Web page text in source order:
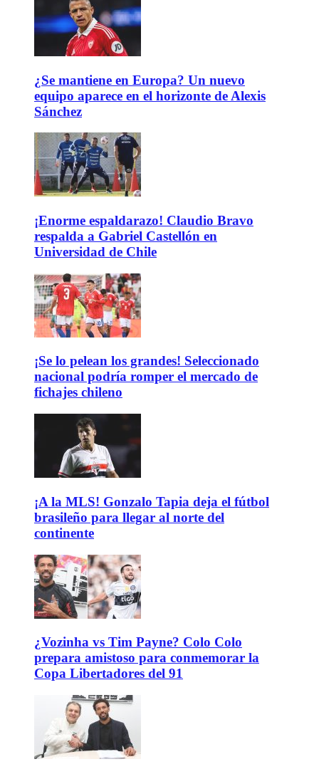
¿Se mantiene en Europa? Un nuevo
equipo aparece en el horizonte de Alexis
Sánchez
¡Enorme espaldarazo! Claudio Bravo
respalda a Gabriel Castellón en
Universidad de Chile
¡Se lo pelean los grandes! Seleccionado
nacional podría romper el mercado de
fichajes chileno
¡A la MLS! Gonzalo Tapia deja el fútbol
brasileño para llegar al norte del
continente
¿Vozinha vs Tim Payne? Colo Colo
prepara amistoso para conmemorar la
Copa Libertadores del 91